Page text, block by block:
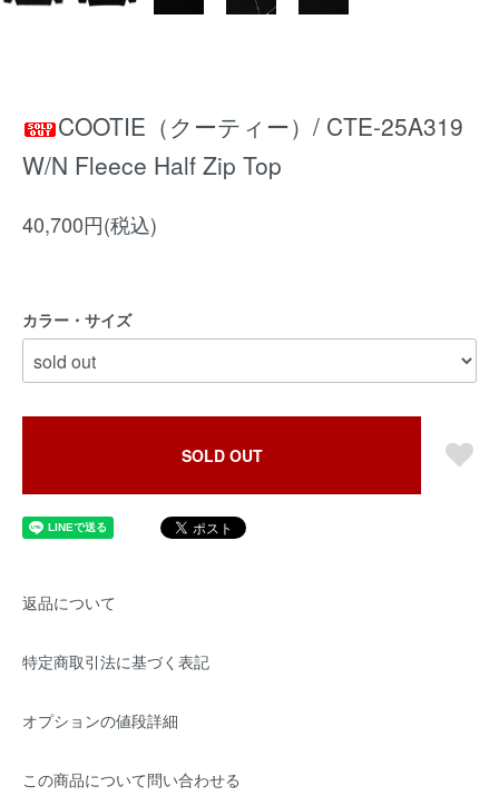
COOTIE（クーティー）/ CTE-25A319
W/N Fleece Half Zip Top
40,700円(税込)
カラー・サイズ
SOLD OUT
返品について
特定商取引法に基づく表記
オプションの値段詳細
この商品について問い合わせる